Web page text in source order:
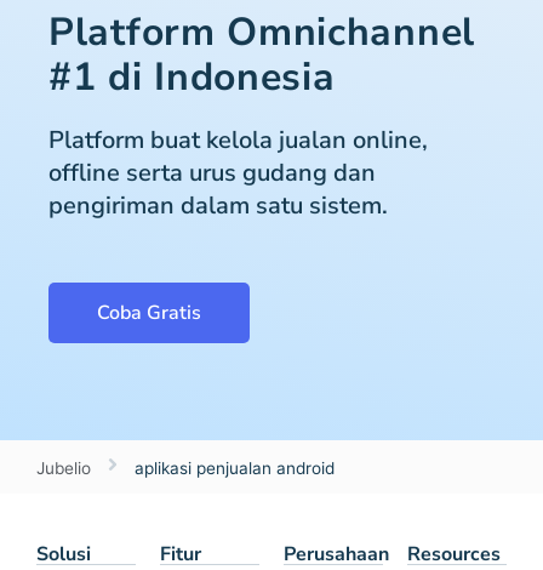
Platform Omnichannel
#1 di Indonesia
Platform buat kelola jualan online,
offline serta urus gudang dan
pengiriman dalam satu sistem.
Coba Gratis
Jubelio aplikasi penjualan android
Solusi Fitur Perusahaan Resources